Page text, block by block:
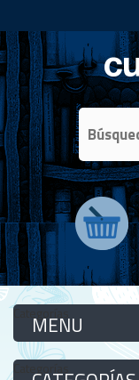
Categorías
Categorías